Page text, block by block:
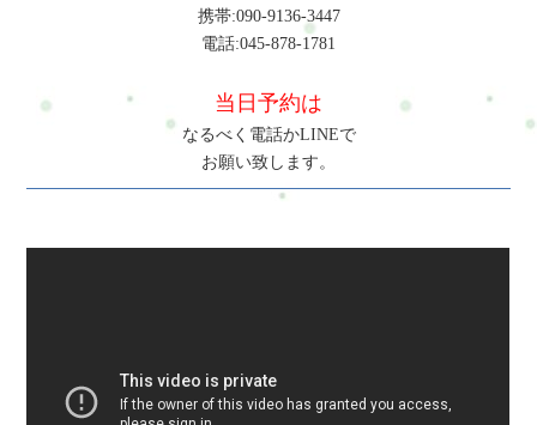
携帯:090-9136-3447
電話:045-878-1781
当日予約は
なるべく電話かLINEで
お願い致します。